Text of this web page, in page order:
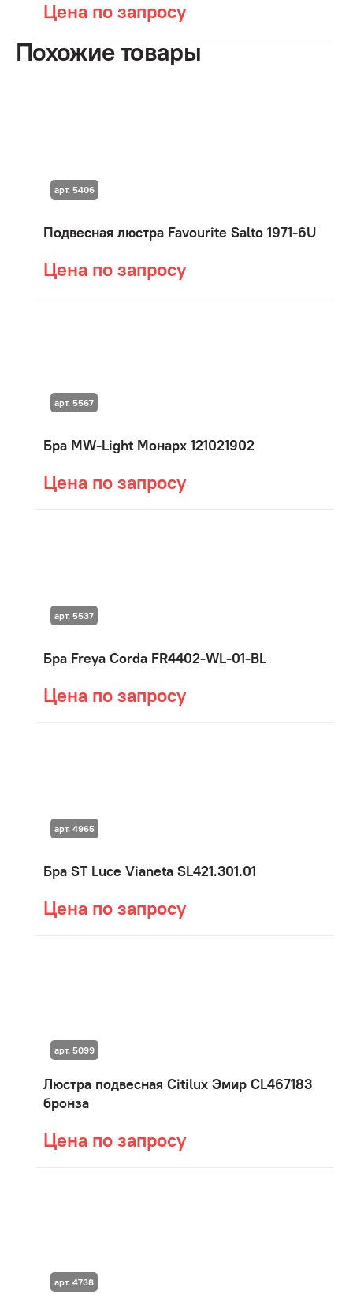
Цена по запросу
Похожие товары
Подвесная люстра Favourite Salto 1971-6U
Цена по запросу
арт. 5406
Бра MW-Light Монарх 121021902
Цена по запросу
арт. 5567
Бра Freya Corda FR4402-WL-01-BL
Цена по запросу
арт. 5537
Бра ST Luce Vianeta SL421.301.01
Цена по запросу
арт. 4965
Люстра подвесная Citilux Эмир CL467183
бронза
Цена по запросу
арт. 5099
арт. 4738